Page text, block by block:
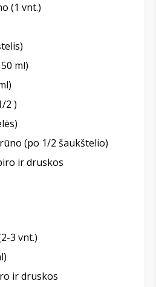
(1 vnt.)
ml)
2 )
(po 1/2 šaukštelio)
ir druskos
3 vnt.)
ir druskos